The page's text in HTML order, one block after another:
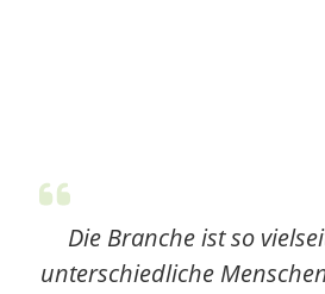
Die Branche ist so
unterschiedliche